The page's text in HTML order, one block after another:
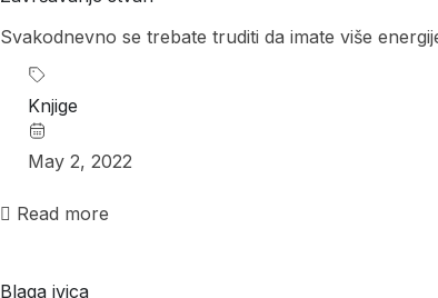
Svakodnevno se trebate truditi da imate više
Knjige
May 2, 2022
Read more
Blaga ivica